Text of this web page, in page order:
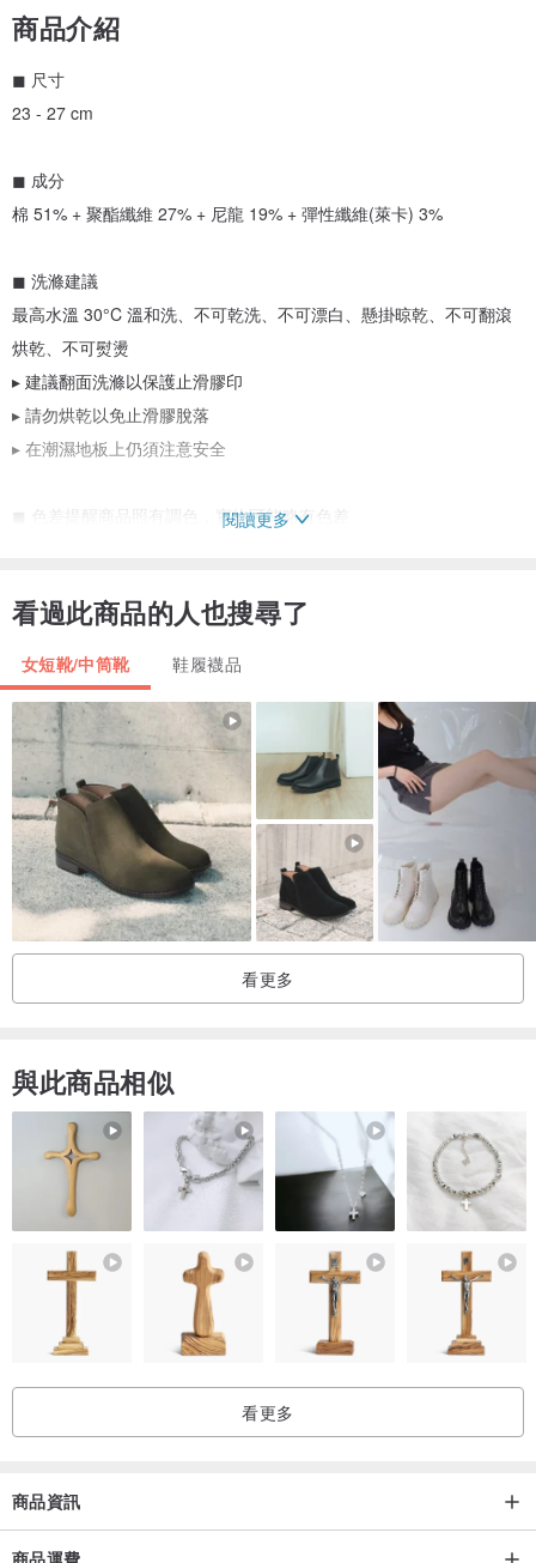
商品介紹
◼︎ 尺寸
23 - 27 cm
◼︎ 成分
棉 51% + 聚酯纖維 27% + 尼龍 19% + 彈性纖維(萊卡) 3%
◼︎ 洗滌建議
最高水溫 30°C 溫和洗、不可乾洗、不可漂白、懸掛晾乾、不可翻滾
烘乾、不可熨燙
▸ 建議翻面洗滌以保護止滑膠印
▸ 請勿烘乾以免止滑膠脫落
▸ 在潮濕地板上仍須注意安全
◼︎ 色差提醒商品照有調色，實物可能略有色差
Designed by Macaron TOE, Taiwan
• Size
23 - 27 cm
• Fiber Content
51% Cotton + 27% Polyester + 19% Nylon + 3% Elastane (LYCRA®
▸ Wash inside out to protect anti-slip grips.
▸ Do not tumble dry.
▸ Please step carefully on wet floors.
• Color difference
Product photos may have slight color adjustments; actual item may
differ.
Designed by Macaron TOE , Taiwan
閱讀更多
看過此商品的人也搜尋了
女短靴/中筒靴 鞋履襪品
看更多
與此商品相似
看更多
商品資訊
商品運費